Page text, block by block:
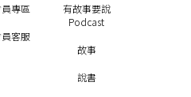
專區
客服
有故事要說
Podcast
故事
說書